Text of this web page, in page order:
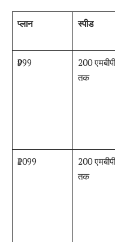
प्लान स्पीड
₹999
200
तक
₹1099
200
तक